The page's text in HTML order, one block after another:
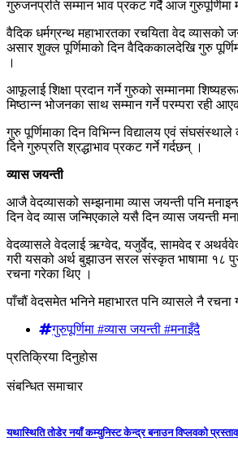
गुरुजनप्रति सम्मान भाव प्रकट गर्दै आज गुरुपूर्णिमा
वैदिक धर्मग्रन्थ महाभारतका रचयिता वेद व्यासको
असार शुक्ल पूर्णिमाको दिन वैदिककालदेखि गुरु
।
आफूलाई शिक्षा प्रदान गर्ने गुरुको सम्मानमा
मिष्ठान्न भोजनका साथ सम्मान गर्ने परम्परा रही
गुरु पूर्णिमाका दिन विभिन्न विद्यालय एवं संघसंस्थाले
दिने गुरुप्रति श्रद्धाभाव प्रकट गर्ने गर्दछन् ।
व्यास जयन्ती
आजै वेदव्यासको सम्झनामा व्यास जयन्ती पनि
दिन वेद व्यास जन्मिएकाले यसै दिन व्यास जयन्ती
वेदव्यासले वेदलाई ऋग्वेद, यजुर्वेद, सामवेद र
गरी यसको अर्थ बुझाउन सरल संस्कृत भाषामा १८
रचना गरेका थिए ।
पाँचौं वेदसमेत भनिने महाभारत पनि व्यासले नै रचना
गुरुपूर्णिमा #व्यास जयन्ती #मनाइँदै
प्रतिक्रिया दिनुहोस
संबन्धित समाचार
यथास्थिति तोडेर नयाँ कम्युनिस्ट केन्द्र बनाउन विप्लवको प्रस्ताव